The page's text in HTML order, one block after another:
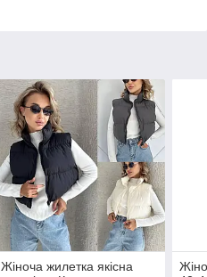
Жіноча жилетка якісна